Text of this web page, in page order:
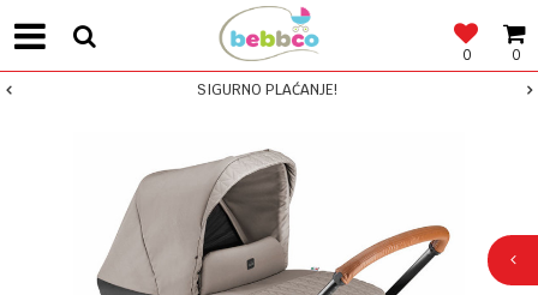
0
0
SIGURNO PLAĆANJE!